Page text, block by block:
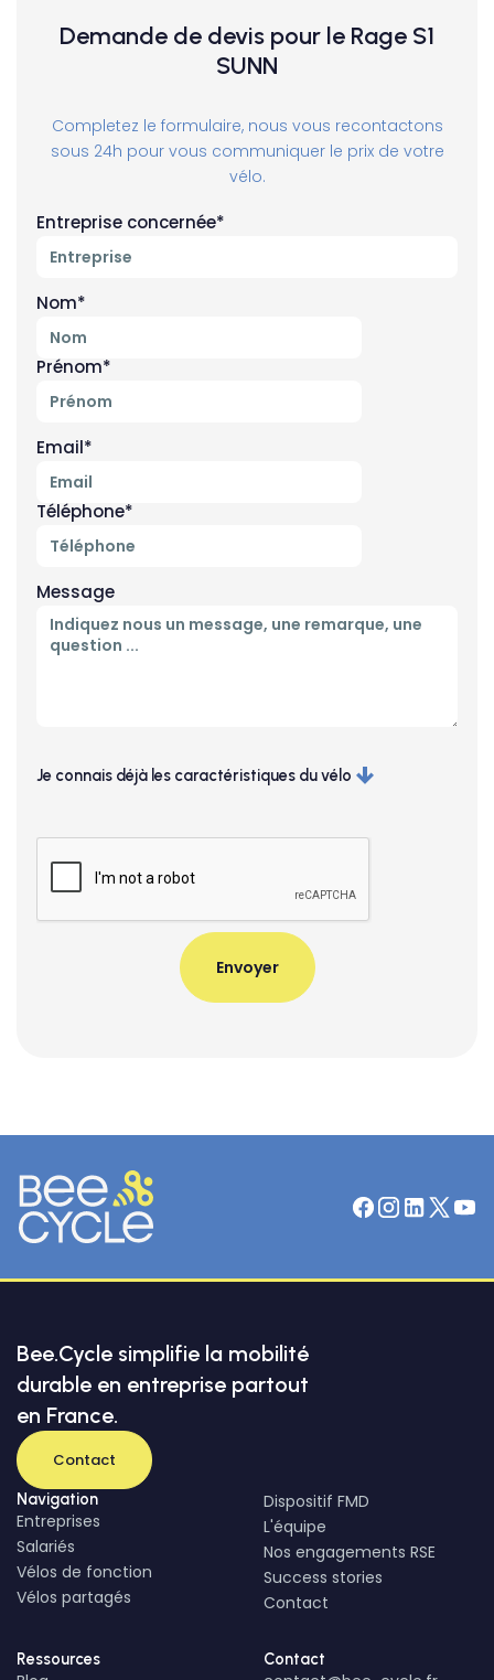
Demande de devis pour le Rage S1
SUNN
Completez le formulaire, nous vous recontactons
sous 24h pour vous communiquer le prix de votre
vélo.
Entreprise concernée*
Nom*
Prénom*
Email*
Téléphone*
Message
Je connais déjà les caractéristiques du vélo
Couleur
(en cas d'achat uniquement)
Bee.Cycle simplifie la mobilité
durable en entreprise partout
en France.
Contact
Navigation
Entreprises
Salariés
Vélos de fonction
Vélos partagés
Dispositif FMD
L'équipe
Nos engagements RSE
Success stories
Contact
Ressources Contact